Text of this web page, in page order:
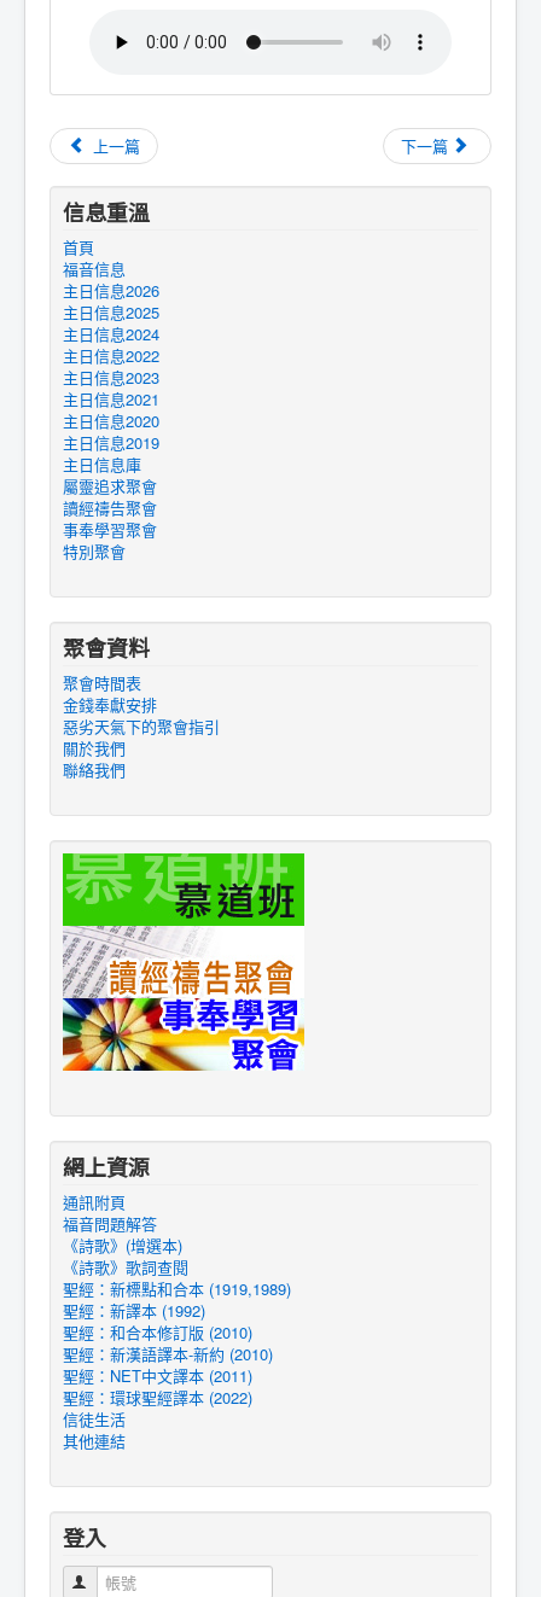
上一篇 下一篇
信息重溫
首頁
福音信息
主日信息2026
主日信息2025
主日信息2024
主日信息2022
主日信息2023
主日信息2021
主日信息2020
主日信息2019
主日信息庫
屬靈追求聚會
讀經禱告聚會
事奉學習聚會
特別聚會
聚會資料
聚會時間表
金錢奉獻安排
惡劣天氣下的聚會指引
關於我們
聯絡我們
網上資源
通訊附頁
福音問題解答
《詩歌》(增選本)
《詩歌》歌詞查閱
聖經：新標點和合本 (1919,1989)
聖經：新譯本 (1992)
聖經：和合本修訂版 (2010)
聖經：新漢語譯本-新約 (2010)
聖經：NET中文譯本 (2011)
聖經：環球聖經譯本 (2022)
信徒生活
其他連結
登入
帳號